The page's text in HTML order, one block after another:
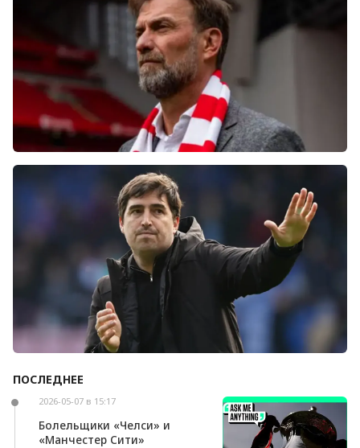
Болельщики «Ливерпуля» освистали команду
после ничьей с «Челси»
Андони Ираола может возглавить «Кристал
ПОСЛЕДНЕЕ
2026-05-07 в 15:17
Болельщики «Челси» и
«Манчестер Сити»